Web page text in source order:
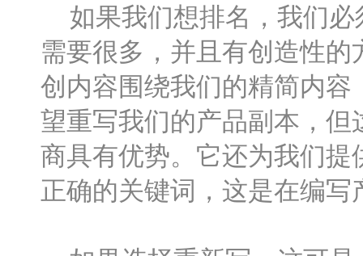
如果我们想排名，我们必
需要很多，并且有创造性
创内容围绕我们的精简内
望重写我们的产品副本，
商具有优势。它还为我们
正确的关键词，这是在编